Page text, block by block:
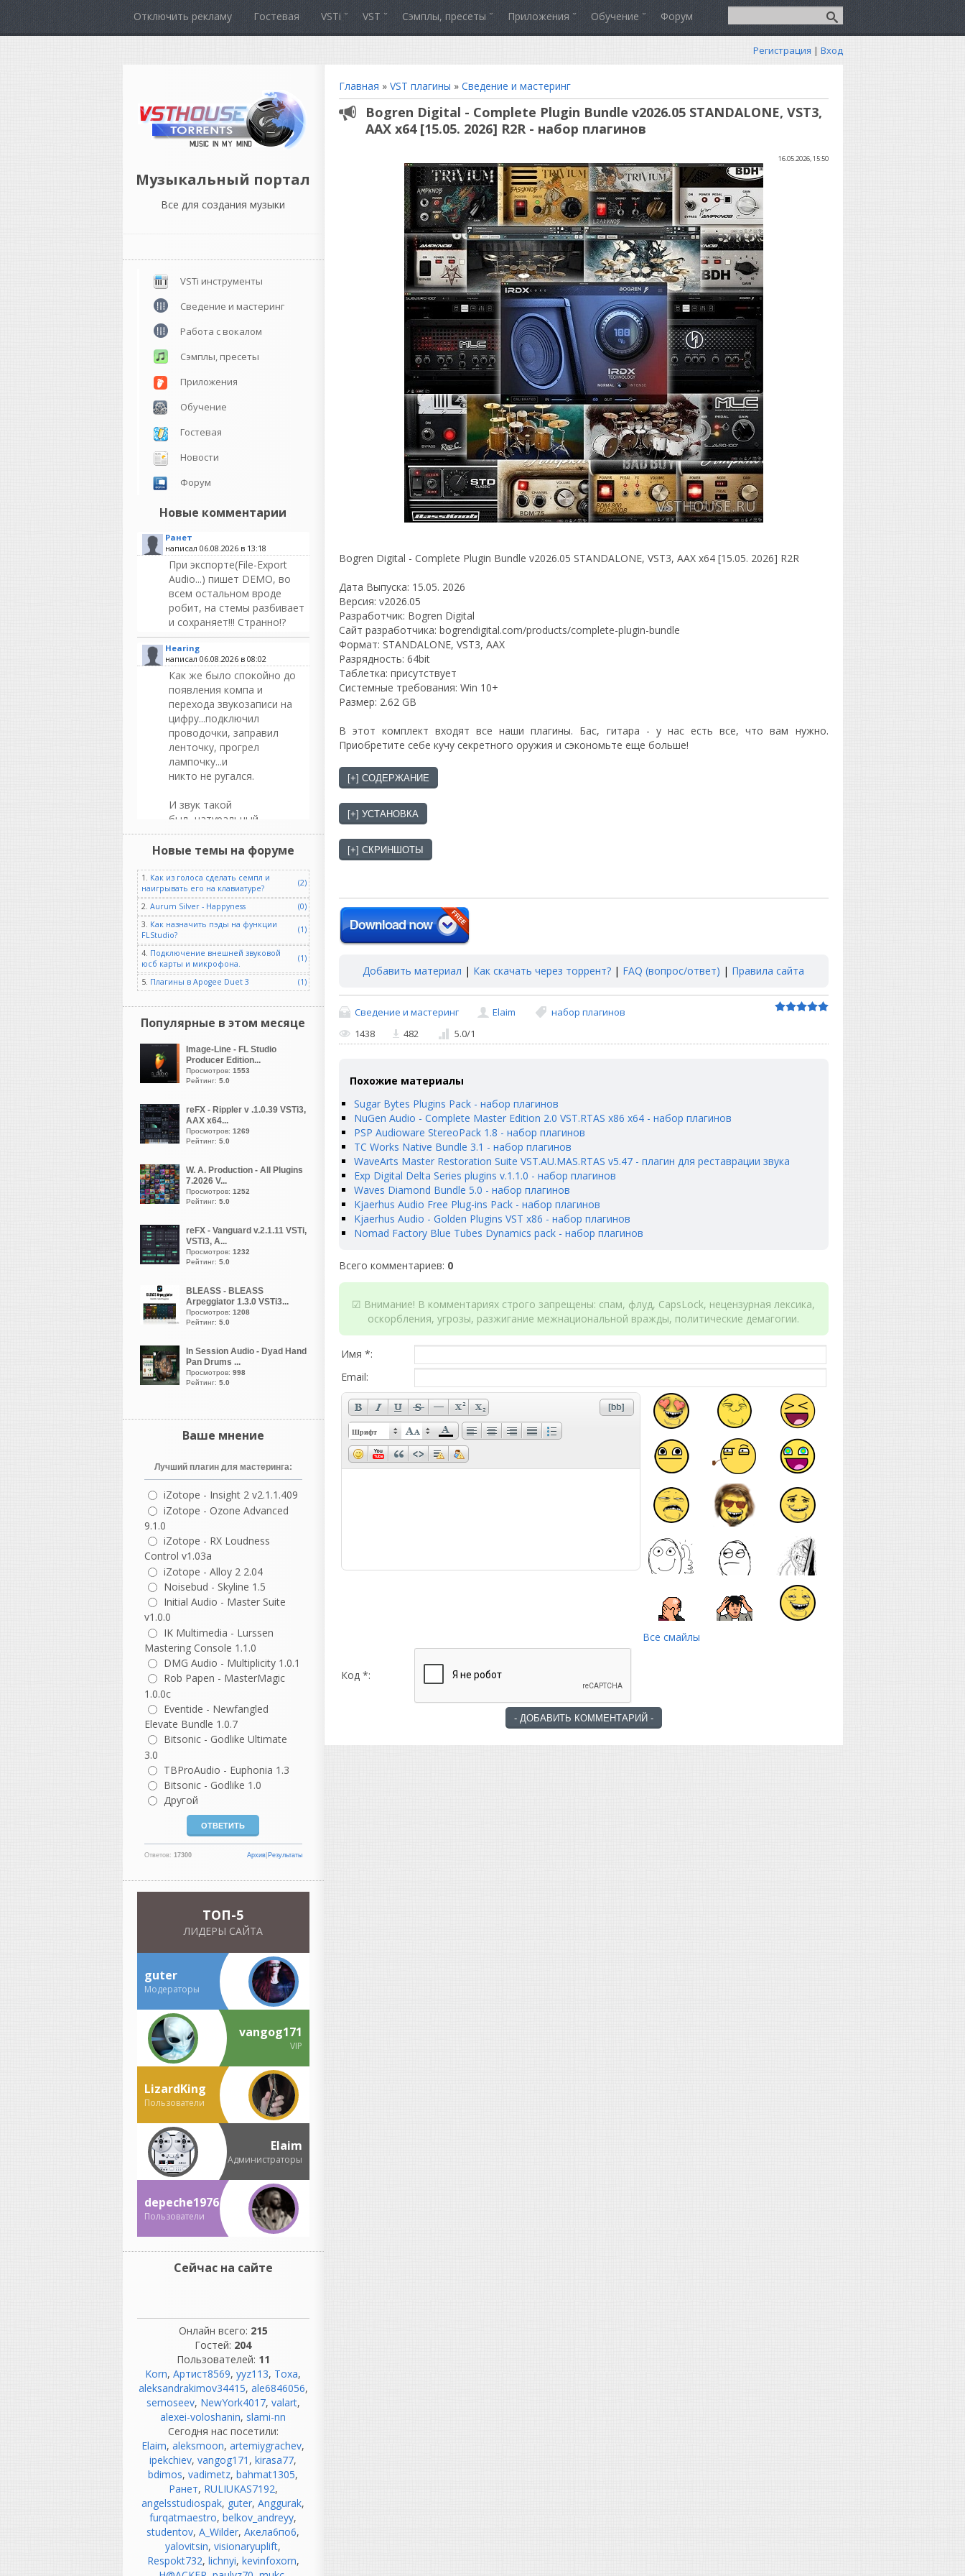
Отключить рекламу Гостевая VSTi VST Сэмплы, пресеты Приложения Обучение Форум
Регистрация | Вход
Музыкальный портал
Все для создания музыки
Главная » VST плагины » Сведение и мастеринг
Bogren Digital - Complete Plugin Bundle v2026.05 STANDALONE, VST3,
AAX x64 [15.05. 2026] R2R - набор плагинов
16.05.2026, 15:50
Bogren Digital - Complete Plugin Bundle v2026.05 STANDALONE, VST3, AAX x64 [15.05. 2026] R2R
Дата Выпуска: 15.05. 2026
Версия: v2026.05
Разработчик: Bogren Digital
Сайт разработчика: bogrendigital.com/products/complete-plugin-bundle
Формат: STANDALONE, VST3, AAX
Разрядность: 64bit
Таблeтка: присутствует
Системные требования: Win 10+
Размер: 2.62 GB
В этот комплект входят все наши плагины. Бас, гитара - у нас есть все, что вам нужно.
Приобретите себе кучу секретного оружия и сэкономьте еще больше!
Добавить материал | Как скачать через торрент? | FAQ (вопрос/ответ) | Правила сайта
Сведение и мастеринг Elaim
набор плагинов
1438
482 5.0/1
Похожие материалы
Sugar Bytes Plugins Pack - набор плагинов
NuGen Audio - Complete Master Edition 2.0 VST.RTAS x86 x64 - набор плагинов
PSP Audioware StereoPack 1.8 - набор плагинов
TC Works Native Bundle 3.1 - набор плагинов
WaveArts Master Restoration Suite VST.AU.MAS.RTAS v5.47 - плагин для реставрации звука
Exp Digital Delta Series plugins v.1.1.0 - набор плагинов
Waves Diamond Bundle 5.0 - набор плагинов
Kjaerhus Audio Free Plug-ins Pack - набор плагинов
Kjaerhus Audio - Golden Plugins VST x86 - набор плагинов
Nomad Factory Blue Tubes Dynamics pack - набор плагинов
Всего комментариев: 0
☑ Внимание! В комментариях строго запрещены: спам, флуд, CapsLock, нецензурная лексика,
оскорбления, угрозы, разжигание межнациональной вражды, политические демагогии.
Имя *:
Email:
Шрифт
Все смайлы
Код *:
VSTi инструменты
Сведение и мастеринг
Работа с вокалом
Сэмплы, пресеты
Приложения
Обучение
Гостевая
Новости
Форум
Новые комментарии
Ранет
написал 06.08.2026 в 13:18
При экспорте(File-Export
Audio...) пишет DEMO, во
всем остальном вроде
робит, на стемы разбивает
и сохраняет!!! Странно!?
Hearing
написал 06.08.2026 в 08:02
Как же было спокойно до
появления компа и
перехода звукозаписи на
цифру...подключил
проводочки, заправил
ленточку, прогрел
лампочку...и
никто не ругался.
И звук такой
был...натуральный.
написал 06.08.2026 в 04:15
"Шумы" и "помехи"
гитарных звукоснимателей -
это самое вкусное в
олдскульном
электрогитаризме!
Да, и сегодня, по ходу, день
классных названий
девайсов!
LizardKing
написал 06.08.2026 в04:13
Классное название -
"Притворитесь Хоуи",
здорово!
Ser6140
Невежды вне времени. Они
всегда были, есть и будут.
Ser6140
написал 06.08.2026 в
болит и чешется
лол
написал 05.08.2026 в23:47
Heavy
многие мировые звезды
хип-хопа, трэпа и
музыки (EDM), включая
Metro Boomin, Martin Garrix,
Hit-Boy, Nick Mira, 9th
Wonder и Avicii. Эта
программа популярна
созданию базовых ритмов и
удобному интерфейсу.
Хип-хоп и трэп продюсеры
Metro Boomin: автор
Travis Scott.
Hit-Boy: работал с Kanye
West, Jay-Z, Eminem и 50
Cent.
9th Wonder:
продюсер.
Nick Mira: соавтор
треков для Juice WRLD.
Бейонсе и Kendrick
Lamar.
Электронная музыка (EDM)
Martin Garrix:
знаменитый
K-391: известный
норвежский EDM-
Jay Hardway
: коллега
Мартина Гаррикса по
сцене
Список мировых
музыкантов и продюсеров,
работающих в FL Studio,
огромен. В этой программе
создаются не только хип-
хоп биты, но и стадионный
поп, тяжелый дабстеп,
кинематографичные треки и
инди-музыка. [
Вот еще несколько
знаковых имен,
разделенных по жанрам:
Поп и хип-хоп мейнстрим
Boi-1da — штатный
продюсер Дрейка (Drake).
Написал для него и
«God's Plan»). [1]
Mustard (DJ Mustard) —
автор фирменного
минималистичного вест-
кост звучания. Делал
треки для Рианны, Tyga и
Roddy Ricch. [1, 2]
WondaGurl — канадская
девушка-продюсер,
которая еще в
подростковом возрасте
начала писать
платиновые биты для
Travis Scott («Antidote»),
Jay-Z и Канье Уэста. [1]
Murda Beatz — автор
главных хитов для Migos,
Gucci Mane и Drake («Nice
Новые темы на форуме
1. Как из голоса сделать семпл и
наигрывать его на клавиатуре?
(2)
2. Aurum Silver - Happyness
(0)
3. Как назначить пэды на функции
FLStudio?
(1)
4. Подключение внешней звуковой
юсб карты и микрофона.
(1)
5. Плагины в Apogee Duet 3 (1)
Популярные в этом месяце
Image-Line - FL Studio
Producer Edition...
Просмотров: 1553
Рейтинг: 5.0
reFX - Rippler v .1.0.39 VSTi3,
AAX x64...
Просмотров: 1269
Рейтинг: 5.0
W. A. Production - All Plugins
7.2026 V...
Просмотров: 1252
Рейтинг: 5.0
reFX - Vanguard v.2.1.11 VSTi,
VSTi3, A...
Просмотров: 1232
Рейтинг: 5.0
BLEASS - BLEASS
Arpeggiator 1.3.0 VSTi3...
Просмотров: 1208
Рейтинг: 5.0
In Session Audio - Dyad Hand
Pan Drums ...
Просмотров: 998
Рейтинг: 5.0
Ваше мнение
Лучший плагин для мастеринга:
iZotope - Insight 2 v2.1.1.409
iZotope - Ozone Advanced
9.1.0
iZotope - RX Loudness
Control v1.03a
iZotope - Alloy 2 2.04
Noisebud - Skyline 1.5
Initial Audio - Master Suite
v1.0.0
IK Multimedia - Lurssen
Mastering Console 1.1.0
DMG Audio - Multiplicity 1.0.1
Rob Papen - MasterMagic
1.0.0c
Eventide - Newfangled
Elevate Bundle 1.0.7
Bitsonic - Godlike Ultimate
3.0
TBProAudio - Euphonia 1.3
Bitsonic - Godlike 1.0
Другой
Ответов: 17300 Результаты
|
Архив
TOП-5
ЛИДЕРЫ САЙТА
guter
Модераторы
vangog171
VIP
LizardKing
Пользователи
Elaim
Администраторы
depeche1976
Пользователи
Сейчас на сайте
Онлайн всего: 215
Гостей: 204
Пользователей: 11
Korn, Артист8569, yyz113, Тоха,
aleksandrakimov34415, ale6846056,
semoseev, NewYork4017, valart,
alexei-voloshanin, slami-nn
Сегодня нас посетили:
Elaim, aleksmoon, artemiygrachev,
ipekchiev, vangog171 , kirasa77,
bdimos, vadimetz, bahmat1305,
Ранет, RULIUKAS7192,
angelsstudiospak, guter, Anggurak,
furqatmaestro, belkov_andreyy,
studentov, A_Wilder, Акела6по6,
yalovitsin, visionaryuplift,
Respokt732, lichnyi, kevinfoxorn,